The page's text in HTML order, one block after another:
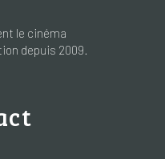
le cinéma
depuis 2009.